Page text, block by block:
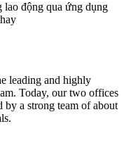
động qua ứng dụng
leading and highly
Today, our two offices
a strong team of about